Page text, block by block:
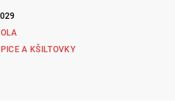
A KŠILTOVKY